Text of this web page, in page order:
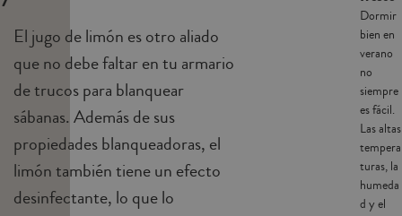
El jugo de limón es otro aliado
que no debe faltar en tu armario
de trucos para blanquear
sábanas. Además de sus
propiedades blanqueadoras, el
limón también tiene un efecto
desinfectante, lo que lo
Dormir
bien en
verano
no
siempre
es fácil.
Las altas
tempera
turas, la
humeda
d y el